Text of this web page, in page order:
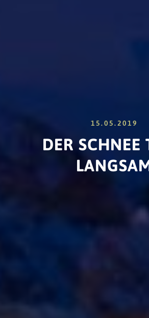
15.05.2019
DER SCHNEE